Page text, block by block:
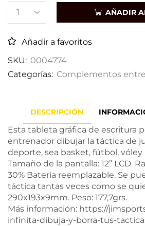
AÑADIR
Añadir a favoritos
SKU: 0004774
Categorías: Complementos
DESCRIPCIÓN
Esta tableta gráfica de escritura
entrenador dibujar la táctica de
deporte, sea basket, fútbol,
Tamaño de la pantalla: 12” LCD.
30% Batería reemplazable. Se
táctica tantas veces como se
290x193x9mm. Peso: 177,7grs.
Más información: https://
infinita-dibuja-y-borra-tus-